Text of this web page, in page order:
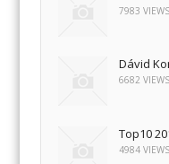
7983
Dávid
6682
Top10
4984